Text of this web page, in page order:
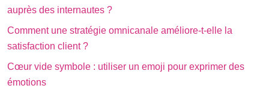
auprès des internautes ?
Comment une stratégie omnicanale améliore-t-elle la
satisfaction client ?
Cœur vide symbole : utiliser un emoji pour exprimer des
émotions